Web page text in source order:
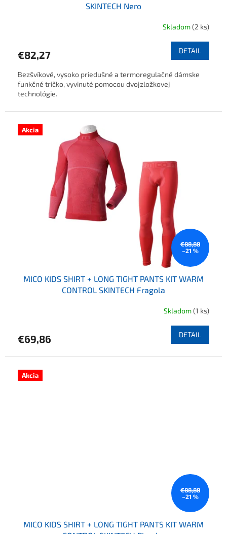
SKINTECH Nero
Skladom(2 ks)
€82,27 DETAIL
Bezšvíkové, vysoko priedušné a termoregulačné dámske
funkčné tričko, vyvinuté pomocou dvojzložkovej
technológie.
Akcia
€88,88
–21 %
MICO KIDS SHIRT + LONG TIGHT PANTS KIT WARM
CONTROL SKINTECH Fragola
Skladom(1 ks)
€69,86 DETAIL
Akcia
€88,88
–21 %
MICO KIDS SHIRT + LONG TIGHT PANTS KIT WARM